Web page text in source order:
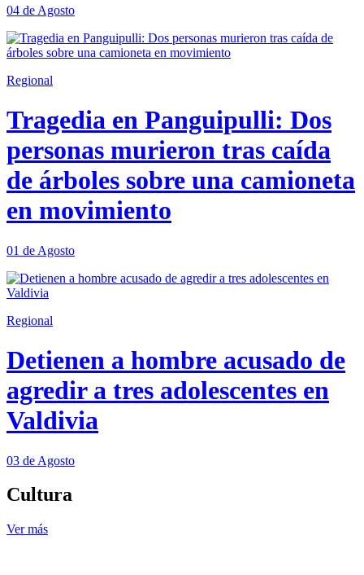
04 de Agosto
Regional
Tragedia en Panguipulli: Dos
personas murieron tras caída
de árboles sobre una camioneta
en movimiento
01 de Agosto
Regional
Detienen a hombre acusado de
agredir a tres adolescentes en
Valdivia
03 de Agosto
Cultura
Ver más